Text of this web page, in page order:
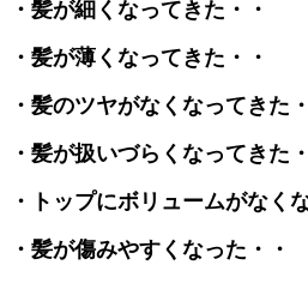
・髪が細くなってきた・・
・髪が薄くなってきた・・
・髪のツヤがなくなってきた
・髪が扱いづらくなってきた
・トップにボリュームがなく
・髪が傷みやすくなった・・